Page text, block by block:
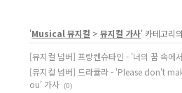
'Musical 뮤지컬 > 뮤지컬 가사' 카테고리
[뮤지컬 넘버] 프랑켄슈타인 - '너의 꿈 속에
[뮤지컬 넘버] 드라큘라 - 'Please don't
ou' 가사 (0)